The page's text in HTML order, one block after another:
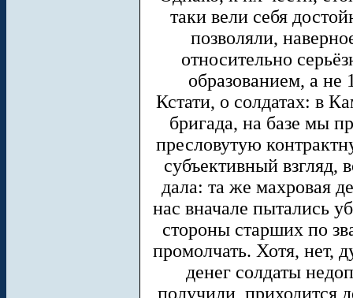
таки вели себя
позволяли,
относительно
образованием, а не
Кстати, о солдатах: в
бригада, на базе мы
пресловутую
субъективный взгляд,
дала: та же махровая
нас вначале пытались
стороны старших по
промолчать. Хотя, нет,
денег солдаты
получили, приходится